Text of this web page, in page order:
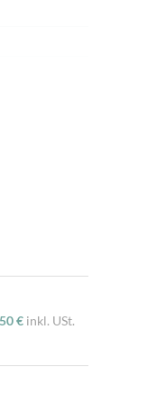
€ inkl. USt.